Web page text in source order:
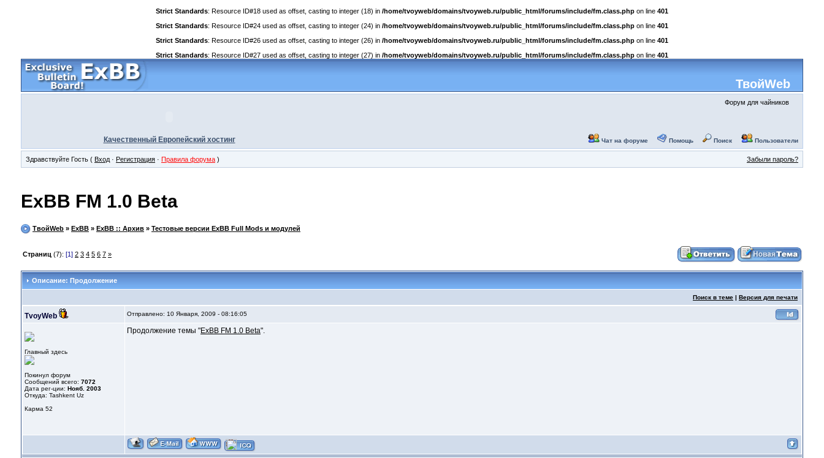
Strict Standards: Resource ID#18 used as offset, casting to integer (18) in /home/tvoyweb/domains/tvoyweb.ru/public_html/forums/include/fm.class.php on line 401
Strict Standards: Resource ID#24 used as offset, casting to integer (24) in /home/tvoyweb/domains/tvoyweb.ru/public_html/forums/include/fm.class.php on line 401
Strict Standards: Resource ID#26 used as offset, casting to integer (26) in /home/tvoyweb/domains/tvoyweb.ru/public_html/forums/include/fm.class.php on line 401
Strict Standards: Resource ID#27 used as offset, casting to integer (27) in /home/tvoyweb/domains/tvoyweb.ru/public_html/forums/include/fm.class.php on line 401
ТвойWeb
Качественный Европейский хостинг
Форум для чайников
Чат на форуме Помощь Поиск Пользователи
Здравствуйте Гость ( Вход · Регистрация · Правила форума ) Забыли пароль?
ExBB FM 1.0 Beta
ТвойWeb » ExBB » ExBB :: Архив » Тестовые версии ExBB Full Mods и модулей
Страниц (7): [1] 2 3 4 5 6 7 »
Описание: Продолжение
Поиск в теме | Версия для печати
TvoyWeb Отправлено: 10 Января, 2009 - 08:16:05
Главный здесь
Покинул форум
Сообщений всего: 7072
Дата рег-ции: Нояб. 2003
Откуда: Tashkent Uz
Карма 52
Продолжение темы "ExBB FM 1.0 Beta".